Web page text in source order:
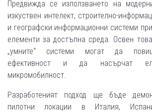
Предвижда се използването на
изкуствен интелект, строително-
и географски информационни системи
елементи за достъпна среда. Освен
„умните“ системи могат да
ефективност и да насърчат
микромобилност.
Разработеният подход ще бъде
пилотни локации в Италия,